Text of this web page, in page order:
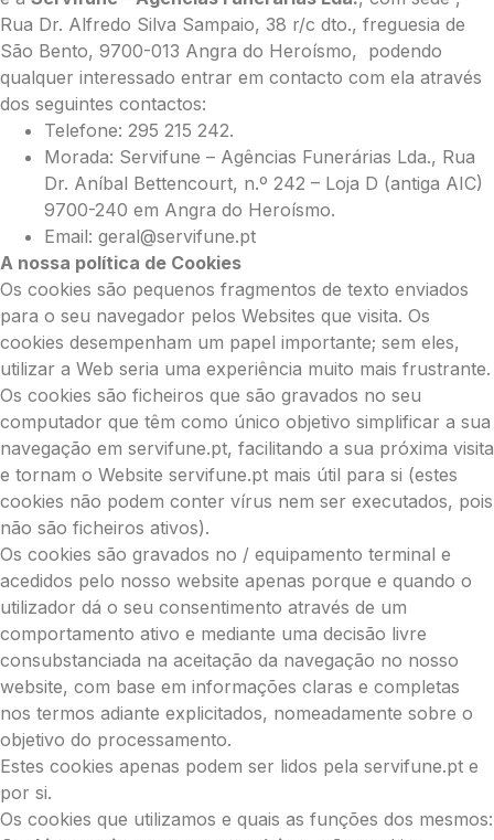
Rua Dr. Alfredo Silva Sampaio, 38 r/c dto., freguesia de
São Bento, 9700-013 Angra do Heroísmo, podendo
qualquer interessado entrar em contacto com ela através
dos seguintes contactos:
Telefone: 295 215 242.
Morada: Servifune – Agências Funerárias Lda., Rua
Dr. Aníbal Bettencourt, n.º 242 – Loja D (antiga AIC)
9700-240 em Angra do Heroísmo.
Email: geral@servifune.pt
A nossa política de Cookies
Os cookies são pequenos fragmentos de texto enviados
para o seu navegador pelos Websites que visita. Os
cookies desempenham um papel importante; sem eles,
utilizar a Web seria uma experiência muito mais frustrante.
Os cookies são ficheiros que são gravados no seu
computador que têm como único objetivo simplificar a sua
navegação em servifune.pt, facilitando a sua próxima visita
e tornam o Website servifune.pt mais útil para si (estes
cookies não podem conter vírus nem ser executados, pois
não são ficheiros ativos).
Os cookies são gravados no / equipamento terminal e
acedidos pelo nosso website apenas porque e quando o
utilizador dá o seu consentimento através de um
comportamento ativo e mediante uma decisão livre
consubstanciada na aceitação da navegação no nosso
website, com base em informações claras e completas
nos termos adiante explicitados, nomeadamente sobre o
objetivo do processamento.
Estes cookies apenas podem ser lidos pela servifune.pt e
por si.
Os cookies que utilizamos e quais as funções dos mesmos: